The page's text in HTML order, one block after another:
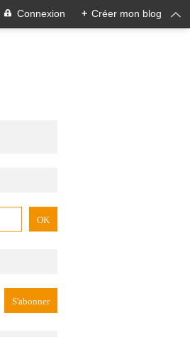
Connexion + Créer mon blog